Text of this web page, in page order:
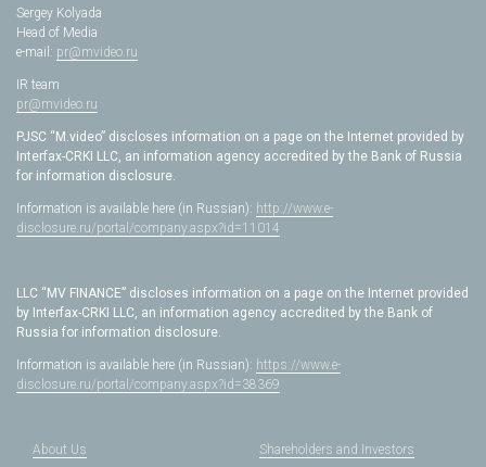
Sergey Kolyada
Head of Media
e-mail: pr@mvideo.ru
IR team
pr@mvideo.ru
PJSC “M.video” discloses information on a page on the Internet provided by
Interfax-CRKI LLC, an information agency accredited by the Bank of Russia
for information disclosure.
Information is available here (in Russian): http://www.e-
disclosure.ru/portal/company.aspx?id=11014
LLC “MV FINANCE” discloses information on a page on the Internet provided
by Interfax-CRKI LLC, an information agency accredited by the Bank of
Russia for information disclosure.
Information is available here (in Russian): https://www.e-
disclosure.ru/portal/company.aspx?id=38369
About Us Shareholders and Investors